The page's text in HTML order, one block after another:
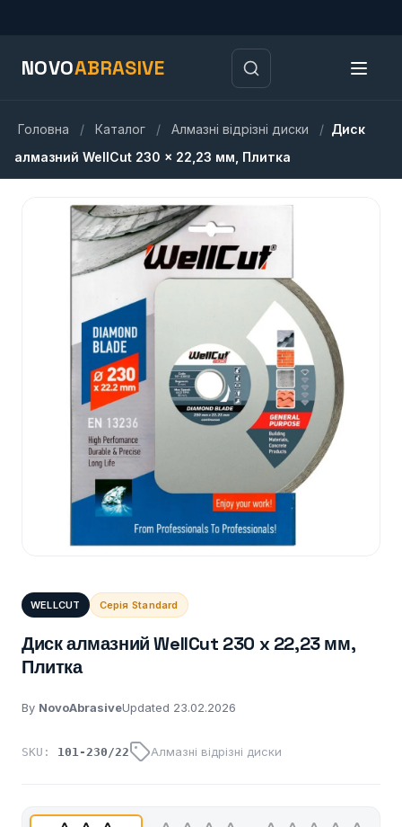
NOVOABRASIVE
Головна / Каталог / Алмазні відрізні диски / Диск
алмазний WellCut 230 x 22,23 мм, Плитка
WELLCUT Серія Standard
Диск алмазний WellCut 230 x 22,23 мм,
Плитка
By NovoAbrasiveUpdated 23.02.2026
SKU: 101-230/22 Алмазні відрізні диски